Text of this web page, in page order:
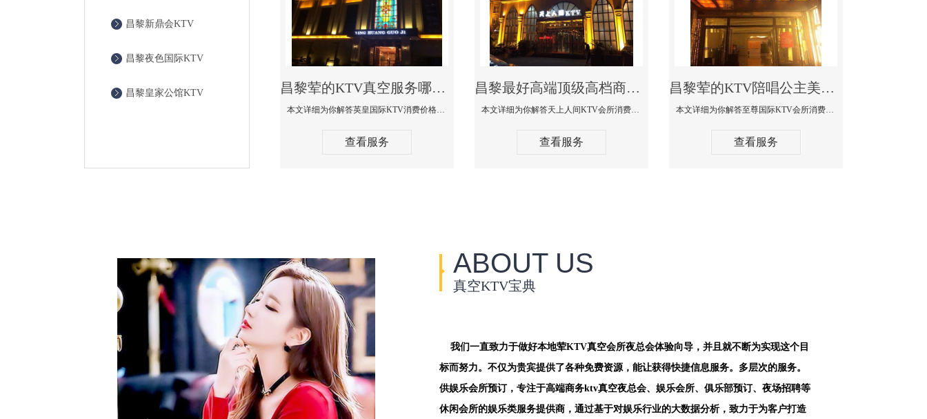
昌黎新鼎会KTV
昌黎夜色国际KTV
昌黎皇家公馆KTV 昌黎荤的KTV真空服务哪家好-英皇国际KTV消费价格口碑点评
本文详细为你解答英皇国际KTV消费价格点评，更多关于荤的KTV真空服务哪家好免费咨询1312 0333301微信同步！
查看服务
昌黎最好高端顶级高档商务KTV夜总会-天上人间KTV消费点评
本文详细为你解答天上人间KTV会所消费价格点评，更多关于最好高端顶级高档商务KTV夜总会免费咨询1312 0333301微信同步！
查看服务
昌黎荤的KTV陪唱公主美女哪家最多-至尊国际KTV会所消费价格
本文详细为你解答至尊国际KTV会所消费价格点评，更多关于荤的KTV陪唱公主美女哪家最多免费咨询1312 0333301微信同步！
查看服务
ABOUT US
真空KTV宝典
我们一直致力于做好本地荤KTV真空会所夜总会体验向导，并且就不断为实现这个目
标而努力。不仅为贵宾提供了各种免费资源，能让获得快捷信息服务。多层次的服务。
供娱乐会所预订，专注于高端商务ktv真空夜总会、娱乐会所、俱乐部预订、夜场招聘等
休闲会所的娱乐类服务提供商，通过基于对娱乐行业的大数据分析，致力于为客户打造